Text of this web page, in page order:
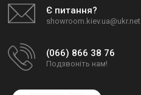
Є питання?
showroom.kiev.ua@ukr.net
(066) 866 38 76
Подзвоніть нам!